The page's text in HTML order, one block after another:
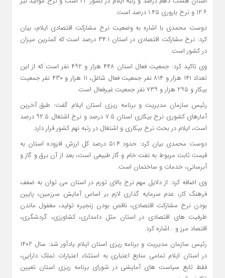
۱۲.۶ و نرخ باروری ۱.۴۵ درصد است.
دوست محمدی با اشاره به وضعیت نرخ مشارکت اقتصادی ایلام، بیان
کرد: نرخ مشارکت اقتصادی در استان ۳۴.۱ درصد است که کمترین میزان
در کشور است.
وی تاکید کرد: جمعیت فعال استان ۴۴۸ هزار و ۴۹۲ نفر است که از این
تعداد ۱۴۱ هزار و ۸۱۴ نفر جمعیت فعال شاغل، ۱۱ هزار و ۴۳۰ نفر جمعیت
بیکار و ۲۹۵ هزار و ۷۳۹ نفر جمعیت غیرفعال است.
رئیس سازمان مدیریت و برنامه ریزی استان ایلام گفت: طبق آخرین
آمارهای کشوری نرخ بیکاری استان ۷.۵ درصد و نرخ اشتغال ۹۲.۵ درصد
است، ایلام در بحث نرخ بیکاری و اشتغال در رتبه نهم کشور قرار دارد.
دوست محمدی بیان کرد: حدود ۵۱.۴ درصد کل ارزش افزوده استان به
قیمت ثابت مربوط به نفت خام و گاز طبیعی است، بعد از آن برق و گاز و
آبرسانی، خدمات و ساختمان است.
وی اضافه کرد: از دلایل مهم نرخ بالای تورم در استان می توان به ضعف
فرهنگ کار، عدم سرمایه گذاری لازم بر اساس آمایش سرزمین، پایین
بودن نرخ مشارکت اقتصادی، ناقص بودن زنجیره تولید، مغفول ماندن
ظرفیت های اقتصادی در استان مثل دامداری، کشاورزی، گردشگری،
اقتصاد مرز و …اشاره کرد.
رئیس سازمان مدیریت و برنامه ریزی استان ایلام یادآور شد: سال ۱۴۰۲
در استان ایلام تمامی منابع اعتباری به استثناء اعتبارات تملک دارایی،
فقط تابع سیاست های آمایشی در شورای برنامه ریزی استان تعیین